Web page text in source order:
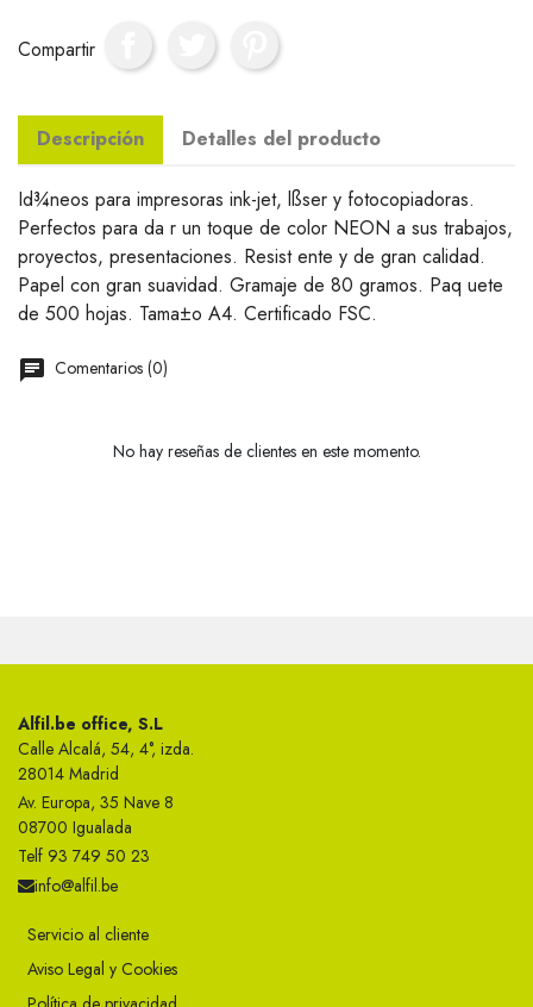
Compartir
Descripción Detalles del producto
Id¾neos para impresoras ink-jet, lßser y fotocopiadoras.
Perfectos para da r un toque de color NEON a sus trabajos,
proyectos, presentaciones. Resist ente y de gran calidad.
Papel con gran suavidad. Gramaje de 80 gramos. Paq uete
de 500 hojas. Tama±o A4. Certificado FSC.
Comentarios (0)
No hay reseñas de clientes en este momento.
Alfil.be office, S.L
Calle Alcalá, 54, 4°, izda.
28014 Madrid
Av. Europa, 35 Nave 8
08700 Igualada
Telf 93 749 50 23
info@alfil.be
Servicio al cliente
Aviso Legal y Cookies